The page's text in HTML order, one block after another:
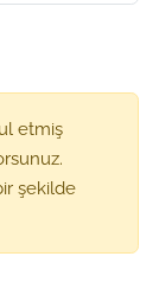
etmiş
şekilde